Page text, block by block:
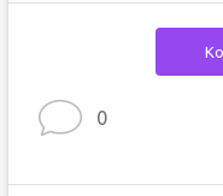
0